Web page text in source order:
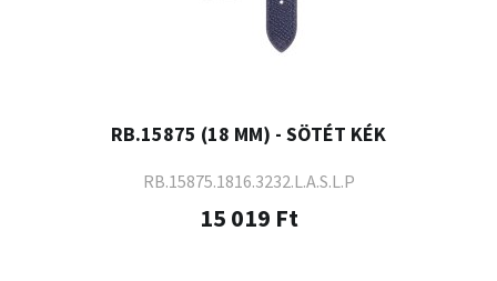
RB.15875 (18 MM) - SÖTÉT KÉK
RB.15875.1816.3232.L.A.S.L.P
15 019 Ft